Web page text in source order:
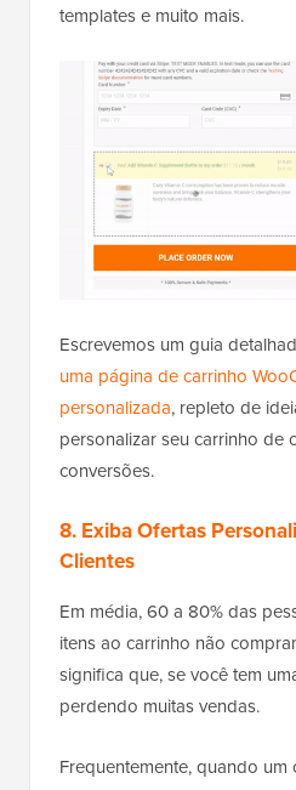
templates e muito mais.
Escrevemos um guia
uma página de carrinho
personalizada, repleto de
personalizar seu carrinho de
conversões.
8. Exiba Ofertas
Clientes
Em média, 60 a 80% das
itens ao carrinho não
significa que, se você tem
perdendo muitas vendas.
Frequentemente, quando um